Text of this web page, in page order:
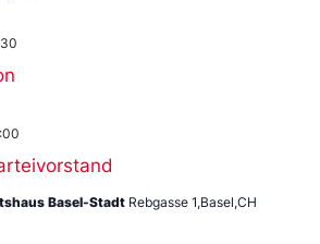
Basel-Stadt Rebgasse 1,Basel,CH